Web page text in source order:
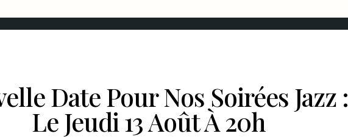
Date Pour Nos Soirées Jazz :
Le Jeudi 13 Août À 20h